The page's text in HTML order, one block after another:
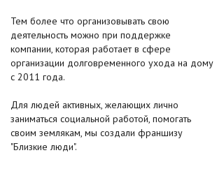
Тем более что организовывать свою
деятельность можно при поддержке
компании, которая работает в сфере
организации долговременного ухода на дому
с 2011 года.
Для людей активных, желающих лично
заниматься социальной работой, помогать
своим землякам, мы создали франшизу
"Близкие люди".